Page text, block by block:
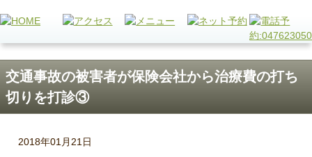
交通事故の被害者が保険会社から治療費の打ち
切りを打診③
2018年01月21日